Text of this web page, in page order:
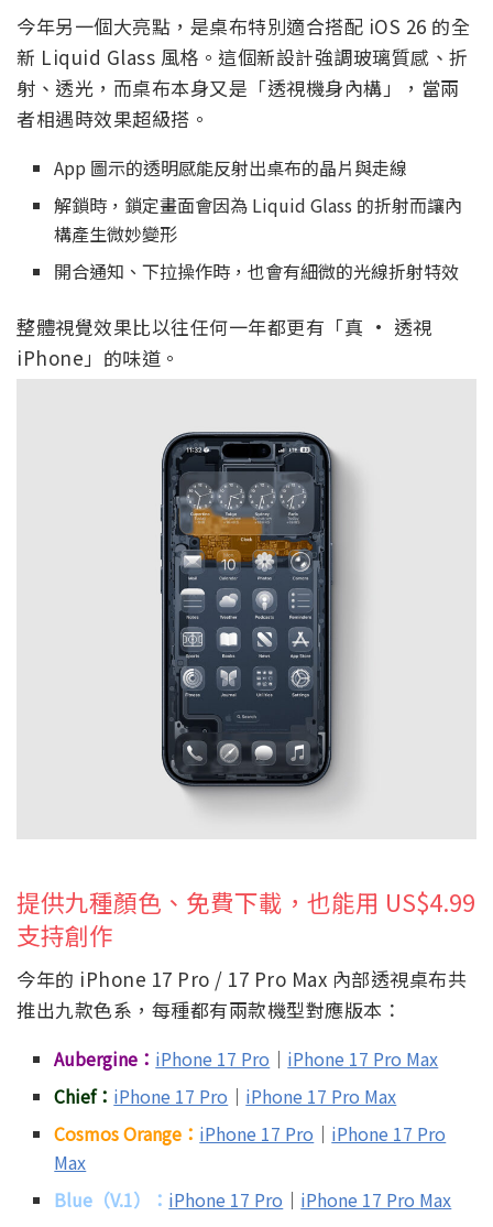
今年另一個大亮點，是桌布特別適合搭配 iOS 26 的全
新 Liquid Glass 風格。這個新設計強調玻璃質感、折
射、透光，而桌布本身又是「透視機身內構」，當兩
者相遇時效果超級搭。
App 圖示的透明感能反射出桌布的晶片與走線
解鎖時，鎖定畫面會因為 Liquid Glass 的折射而讓內
構產生微妙變形
開合通知、下拉操作時，也會有細微的光線折射特效
整體視覺效果比以往任何一年都更有「真 · 透視
iPhone」的味道。
提供九種顏色、免費下載，也能用 US$4.99
支持創作
今年的 iPhone 17 Pro / 17 Pro Max 內部透視桌布共
推出九款色系，每種都有兩款機型對應版本：
Aubergine： iPhone 17 Pro ｜ iPhone 17 Pro Max
Chief： iPhone 17 Pro ｜ iPhone 17 Pro Max
Cosmos Orange： iPhone 17 Pro ｜ iPhone 17 Pro
Max
Blue（V.1）： iPhone 17 Pro ｜ iPhone 17 Pro Max